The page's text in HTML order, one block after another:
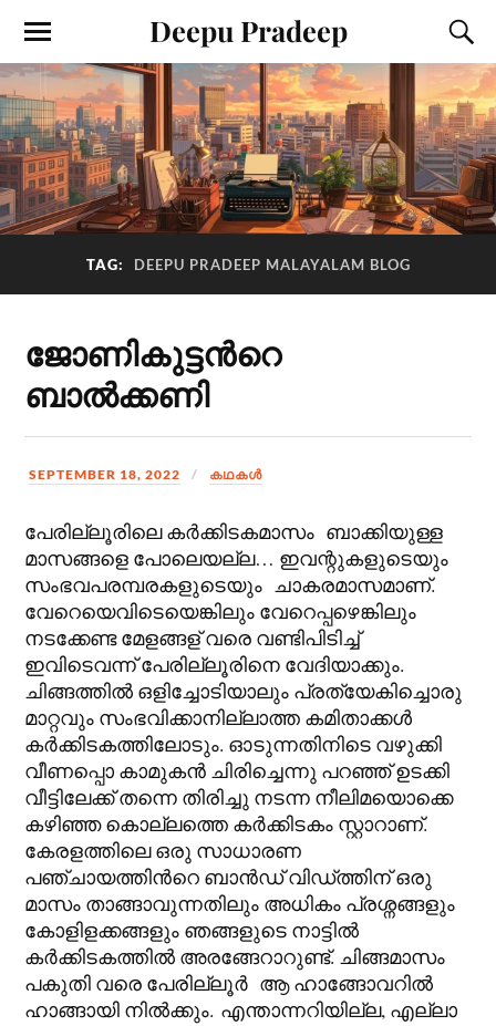
Deepu Pradeep
TAG: DEEPU PRADEEP MALAYALAM BLOG
ജോണികുട്ടന്‍റെ
ബാല്‍ക്കണി
SEPTEMBER 18, 2022 കഥകള്‍
പേരില്ലൂരിലെ കര്‍ക്കിടകമാസം ബാക്കിയുള്ള
മാസങ്ങളെ പോലെയല്ല… ഇവന്റുകളുടെയും
സംഭവപരമ്പരകളുടെയും ചാകരമാസമാണ്.
വേറെയെവിടെയെങ്കിലും വേറെപ്പഴെങ്കിലും
നടക്കേണ്ട മേളങ്ങള് വരെ വണ്ടിപിടിച്ച്
ഇവിടെവന്ന് പേരില്ലൂരിനെ വേദിയാക്കും.
ചിങ്ങത്തില്‍ ഒളിച്ചോടിയാലും പ്രത്യേകിച്ചൊരു
മാറ്റവും സംഭവിക്കാനില്ലാത്ത കമിതാക്കൾ
കര്‍ക്കിടകത്തിലോടും. ഓടുന്നതിനിടെ വഴുക്കി
വീണപ്പൊ കാമുകൻ ചിരിച്ചെന്നു പറഞ്ഞ് ഉടക്കി
വീട്ടിലേക്ക് തന്നെ തിരിച്ചു നടന്ന നീലിമയൊക്കെ
കഴിഞ്ഞ കൊല്ലത്തെ കര്‍ക്കിടകം സ്റ്റാറാണ്.
കേരളത്തിലെ ഒരു സാധാരണ
പഞ്ചായത്തിന്‍റെ ബാൻഡ് വിഡ്ത്തിന് ഒരു
മാസം താങ്ങാവുന്നതിലും അധികം പ്രശ്നങ്ങളും
കോളിളക്കങ്ങളും ഞങ്ങളുടെ നാട്ടിൽ
കര്‍ക്കിടകത്തില്‍ അരങ്ങേറാറുണ്ട്. ചിങ്ങമാസം
പകുതി വരെ പേരില്ലൂർ ആ ഹാങ്ങോവറിൽ
ഹാങ്ങായി നിൽക്കും. എന്താന്നറിയില്ല, എല്ലാ